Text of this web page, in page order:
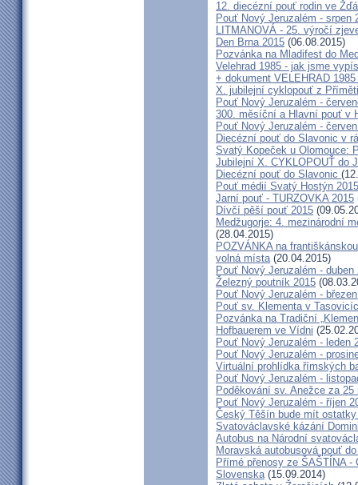
12. diecézní pouť rodin ve
Pouť Nový Jeruzalém - srpen
LITMANOVÁ - 25. výročí
Den Brna 2015 (06.08.2015)
Pozvánka na Mladifest do
Velehrad 1985 - jak jsme
+ dokument VELEHRAD
X. jubilejní cyklopouť z
Pouť Nový Jeruzalém -
300. měsíční a Hlavní pouť v
Pouť Nový Jeruzalém -
Diecézní pouť do Slavonic v
Svatý Kopeček u Olomouce:
Jubilejní X. CYKLOPOUŤ do
Diecézní pouť do Slavonic
Pouť médií Svatý Hostýn 2015
Jarní pouť - TURZOVKA 2015
Dívčí pěší pouť 2015
Medžugorje: 4. mezinárodní
(28.04.2015)
POZVÁNKA na
volná místa(20.04.2015)
Pouť Nový Jeruzalém - duben
Železný poutník 2015
Pouť Nový Jeruzalém -
Pouť sv. Klementa v
Pozvánka na Tradiční
Hofbauerem ve Vídni
Pouť Nový Jeruzalém - leden
Pouť Nový Jeruzalém -
Virtuální prohlídka římských
Pouť Nový Jeruzalém -
Poděkování sv. Anežce za 25
Pouť Nový Jeruzalém - říjen
Český Těšín bude mít
Svatováclavské kázání
Autobus na Národní
Moravská autobusová pouť
Přímé přenosy ze ŠAŠTÍNA -
Slovenska(15.09.2014)